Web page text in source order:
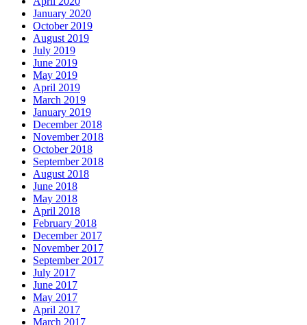
January 2020
October 2019
August 2019
July 2019
June 2019
May 2019
April 2019
March 2019
January 2019
December 2018
November 2018
October 2018
September 2018
August 2018
June 2018
May 2018
April 2018
February 2018
December 2017
November 2017
September 2017
July 2017
June 2017
May 2017
April 2017
March 2017